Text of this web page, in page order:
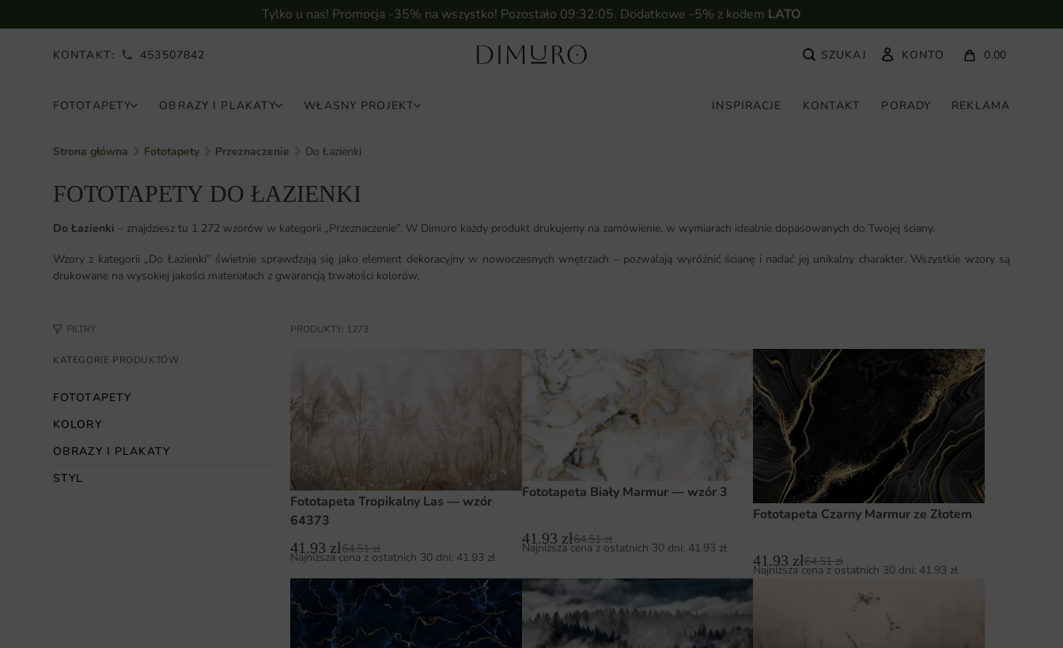
Tylko u nas! Promocja -35% na wszystko! Pozostało 09:32:03. Dodatkowe -5% z kodem LATO
KONTAKT: 453507842 KONTO 0.00
FOTOTAPETY OBRAZY I PLAKATY WŁASNY PROJEKT INSPIRACJE KONTAKT PORADY REKLAMA
Strona główna Fototapety Przeznaczenie Do Łazienki
FOTOTAPETY DO ŁAZIENKI
Do Łazienki – znajdziesz tu 1 272 wzorów w kategorii „Przeznaczenie”. W Dimuro każdy produkt drukujemy na zamówienie, w wymiarach idealnie dopasowanych do Twojej ściany.
Wzory z kategorii „Do Łazienki” świetnie sprawdzają się jako element dekoracyjny w nowoczesnych wnętrzach – pozwalają wyróżnić ścianę i nadać jej unikalny charakter. Wszystkie wzory są
drukowane na wysokiej jakości materiałach z gwarancją trwałości kolorów.
FILTRY
KATEGORIE PRODUKTÓW
FOTOTAPETY
KOLORY
OBRAZY I PLAKATY
STYL
PRODUKTY: 1273
Fototapeta Tropikalny Las — wzór
64373
41.93 zł64.51zł
Najniższa cena z ostatnich 30 dni: 41.93 zł
Fototapeta Biały Marmur — wzór 3
41.93 zł64.51zł
Najniższa cena z ostatnich 30 dni: 41.93 zł
Fototapeta Czarny Marmur ze Złotem
41.93 zł64.51zł
Najniższa cena z ostatnich 30 dni: 41.93 zł